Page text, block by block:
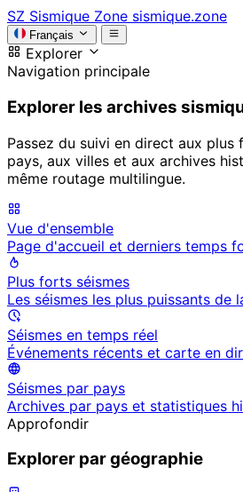
SZ Sismique Zone sismique.zone
Français
Explorer
Navigation principale
Explorer les archives
Passez du suivi en direct aux plus
pays, aux villes et aux archives
même routage multilingue.
Vue d'ensemble
Page d'accueil et derniers temps
Plus forts séismes
Les séismes les plus puissants de
Séismes en temps réel
Événements récents et carte en
Séismes par pays
Archives par pays et statistiques
Approfondir
Explorer par géographie